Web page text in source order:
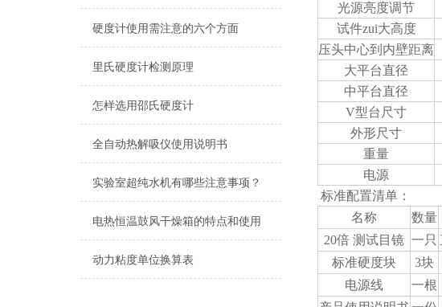
硬度计使用需注意的六个方面
里氏硬度计检测原理
怎样选用邵氏硬度计
全自动热解吸仪使用说明书
实验室超纯水机有哪些注意事项？
电热恒温鼓风干燥箱的特点和使用
动力粘度单位换算表
光源亮度调节
试件zui大高度
压头中心到内壁距离
大平台直径
中平台直径
V型台尺寸
外形尺寸
重量
电源
标准配置清单：
名称
数量
20倍 测试目镜 一只
标准硬度块
3块
电源线
一根